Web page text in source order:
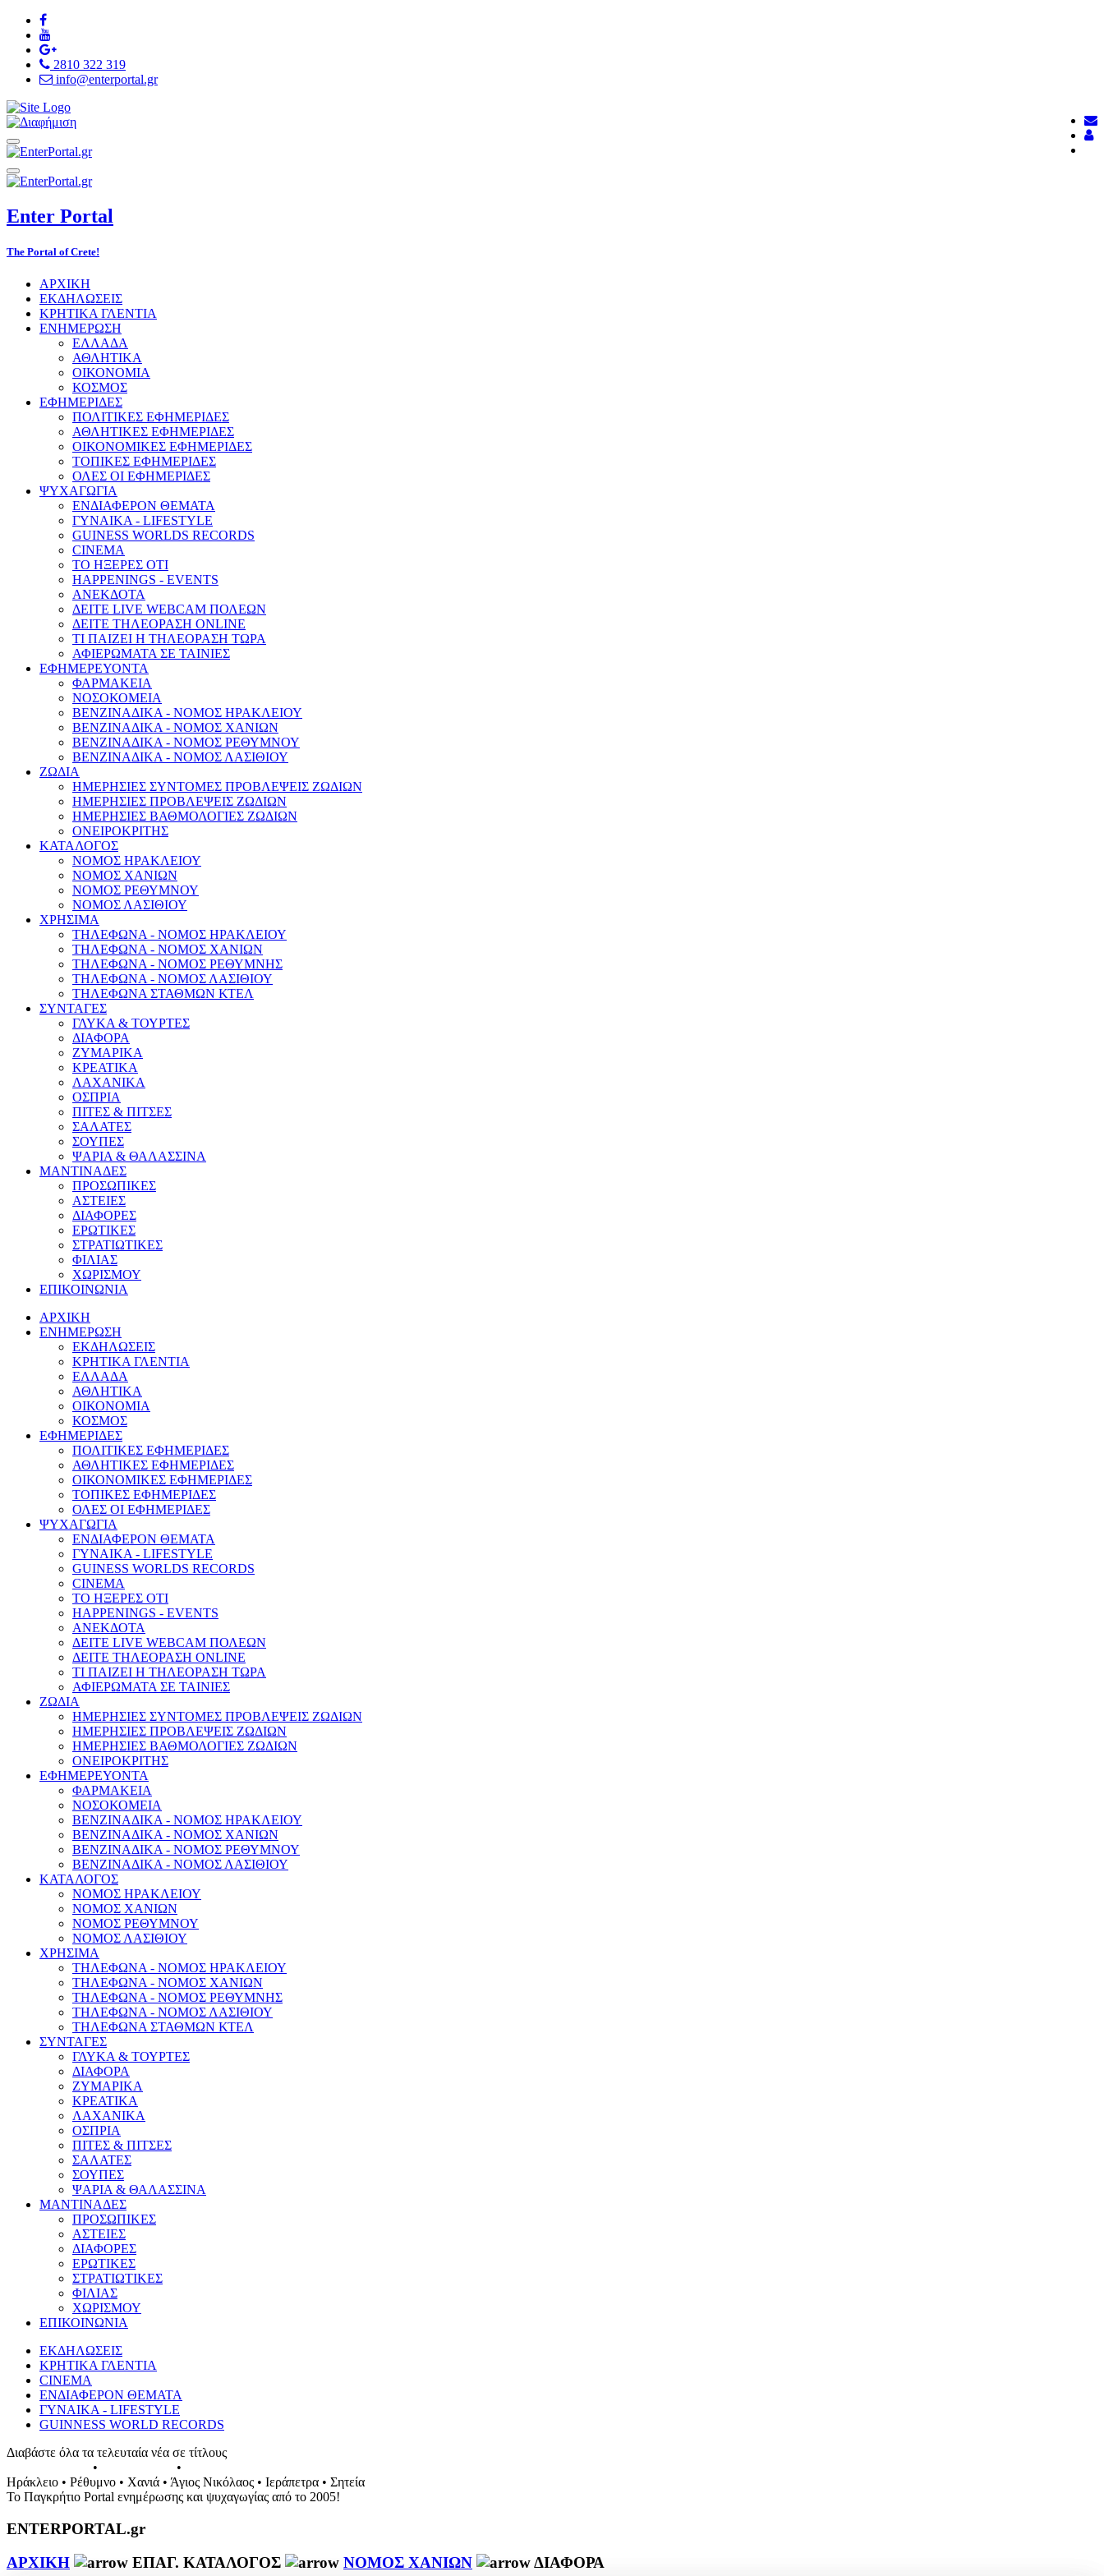
2810 322 319
info@enterportal.gr
Enter Portal
The Portal of Crete!
ΑΡΧΙΚΗ
ΕΚΔΗΛΩΣΕΙΣ
ΚΡΗΤΙΚΑ ΓΛΕΝΤΙΑ
ΕΝΗΜΕΡΩΣΗ
ΕΛΛΑΔΑ
ΑΘΛΗΤΙΚΑ
ΟΙΚΟΝΟΜΙΑ
ΚΟΣΜΟΣ
ΕΦΗΜΕΡΙΔΕΣ
ΠΟΛΙΤΙΚΕΣ ΕΦΗΜΕΡΙΔΕΣ
ΑΘΛΗΤΙΚΕΣ ΕΦΗΜΕΡΙΔΕΣ
ΟΙΚΟΝΟΜΙΚΕΣ ΕΦΗΜΕΡΙΔΕΣ
ΤΟΠΙΚΕΣ ΕΦΗΜΕΡΙΔΕΣ
ΟΛΕΣ ΟΙ ΕΦΗΜΕΡΙΔΕΣ
ΨΥΧΑΓΩΓΙΑ
ΕΝΔΙΑΦΕΡΟΝ ΘΕΜΑΤΑ
ΓΥΝΑΙΚΑ - LIFESTYLE
GUINESS WORLDS RECORDS
CINEMA
ΤΟ ΗΞΕΡΕΣ ΟΤΙ
HAPPENINGS - EVENTS
ΑΝΕΚΔΟΤΑ
ΔΕΙΤΕ LIVE WEBCAM ΠΟΛΕΩΝ
ΔΕΙΤΕ ΤΗΛΕΟΡΑΣΗ ONLINE
ΤΙ ΠΑΙΖΕΙ Η ΤΗΛΕΟΡΑΣΗ ΤΩΡΑ
ΑΦΙΕΡΩΜΑΤΑ ΣΕ ΤΑΙΝΙΕΣ
ΕΦΗΜΕΡΕΥΟΝΤΑ
ΦΑΡΜΑΚΕΙΑ
ΝΟΣΟΚΟΜΕΙΑ
ΒΕΝΖΙΝΑΔΙΚΑ - ΝΟΜΟΣ ΗΡΑΚΛΕΙΟΥ
ΒΕΝΖΙΝΑΔΙΚΑ - ΝΟΜΟΣ ΧΑΝΙΩΝ
ΒΕΝΖΙΝΑΔΙΚΑ - ΝΟΜΟΣ ΡΕΘΥΜΝΟΥ
ΒΕΝΖΙΝΑΔΙΚΑ - ΝΟΜΟΣ ΛΑΣΙΘΙΟΥ
ΖΩΔΙΑ
ΗΜΕΡΗΣΙΕΣ ΣΥΝΤΟΜΕΣ ΠΡΟΒΛΕΨΕΙΣ ΖΩΔΙΩΝ
ΗΜΕΡΗΣΙΕΣ ΠΡΟΒΛΕΨΕΙΣ ΖΩΔΙΩΝ
ΗΜΕΡΗΣΙΕΣ ΒΑΘΜΟΛΟΓΙΕΣ ΖΩΔΙΩΝ
ΟΝΕΙΡΟΚΡΙΤΗΣ
ΚΑΤΑΛΟΓΟΣ
ΝΟΜΟΣ ΗΡΑΚΛΕΙΟΥ
ΝΟΜΟΣ ΧΑΝΙΩΝ
ΝΟΜΟΣ ΡΕΘΥΜΝΟΥ
ΝΟΜΟΣ ΛΑΣΙΘΙΟΥ
ΧΡΗΣΙΜΑ
ΤΗΛΕΦΩΝΑ - ΝΟΜΟΣ ΗΡΑΚΛΕΙΟΥ
ΤΗΛΕΦΩΝΑ - ΝΟΜΟΣ ΧΑΝΙΩΝ
ΤΗΛΕΦΩΝΑ - ΝΟΜΟΣ ΡΕΘΥΜΝΗΣ
ΤΗΛΕΦΩΝΑ - ΝΟΜΟΣ ΛΑΣΙΘΙΟΥ
ΤΗΛΕΦΩΝΑ ΣΤΑΘΜΩΝ ΚΤΕΛ
ΣΥΝΤΑΓΕΣ
ΓΛΥΚΑ & ΤΟΥΡΤΕΣ
ΔΙΑΦΟΡΑ
ΖΥΜΑΡΙΚΑ
ΚΡΕΑΤΙΚΑ
ΛΑΧΑΝΙΚΑ
ΟΣΠΡΙΑ
ΠΙΤΕΣ & ΠΙΤΣΕΣ
ΣΑΛΑΤΕΣ
ΣΟΥΠΕΣ
ΨΑΡΙΑ & ΘΑΛΑΣΣΙΝΑ
ΜΑΝΤΙΝΑΔΕΣ
ΠΡΟΣΩΠΙΚΕΣ
ΑΣΤΕΙΕΣ
ΔΙΑΦΟΡΕΣ
ΕΡΩΤΙΚΕΣ
ΣΤΡΑΤΙΩΤΙΚΕΣ
ΦΙΛΙΑΣ
ΧΩΡΙΣΜΟΥ
ΕΠΙΚΟΙΝΩΝΙΑ
ΑΡΧΙΚΗ
ΕΝΗΜΕΡΩΣΗ
ΕΚΔΗΛΩΣΕΙΣ
ΚΡΗΤΙΚΑ ΓΛΕΝΤΙΑ
ΕΛΛΑΔΑ
ΑΘΛΗΤΙΚΑ
ΟΙΚΟΝΟΜΙΑ
ΚΟΣΜΟΣ
ΕΦΗΜΕΡΙΔΕΣ
ΠΟΛΙΤΙΚΕΣ ΕΦΗΜΕΡΙΔΕΣ
ΑΘΛΗΤΙΚΕΣ ΕΦΗΜΕΡΙΔΕΣ
ΟΙΚΟΝΟΜΙΚΕΣ ΕΦΗΜΕΡΙΔΕΣ
ΤΟΠΙΚΕΣ ΕΦΗΜΕΡΙΔΕΣ
ΟΛΕΣ ΟΙ ΕΦΗΜΕΡΙΔΕΣ
ΨΥΧΑΓΩΓΙΑ
ΕΝΔΙΑΦΕΡΟΝ ΘΕΜΑΤΑ
ΓΥΝΑΙΚΑ - LIFESTYLE
GUINESS WORLDS RECORDS
CINEMA
ΤΟ ΗΞΕΡΕΣ ΟΤΙ
HAPPENINGS - EVENTS
ΑΝΕΚΔΟΤΑ
ΔΕΙΤΕ LIVE WEBCAM ΠΟΛΕΩΝ
ΔΕΙΤΕ ΤΗΛΕΟΡΑΣΗ ONLINE
ΤΙ ΠΑΙΖΕΙ Η ΤΗΛΕΟΡΑΣΗ ΤΩΡΑ
ΑΦΙΕΡΩΜΑΤΑ ΣΕ ΤΑΙΝΙΕΣ
ΖΩΔΙΑ
ΗΜΕΡΗΣΙΕΣ ΣΥΝΤΟΜΕΣ ΠΡΟΒΛΕΨΕΙΣ ΖΩΔΙΩΝ
ΗΜΕΡΗΣΙΕΣ ΠΡΟΒΛΕΨΕΙΣ ΖΩΔΙΩΝ
ΗΜΕΡΗΣΙΕΣ ΒΑΘΜΟΛΟΓΙΕΣ ΖΩΔΙΩΝ
ΟΝΕΙΡΟΚΡΙΤΗΣ
ΕΦΗΜΕΡΕΥΟΝΤΑ
ΦΑΡΜΑΚΕΙΑ
ΝΟΣΟΚΟΜΕΙΑ
ΒΕΝΖΙΝΑΔΙΚΑ - ΝΟΜΟΣ ΗΡΑΚΛΕΙΟΥ
ΒΕΝΖΙΝΑΔΙΚΑ - ΝΟΜΟΣ ΧΑΝΙΩΝ
ΒΕΝΖΙΝΑΔΙΚΑ - ΝΟΜΟΣ ΡΕΘΥΜΝΟΥ
ΒΕΝΖΙΝΑΔΙΚΑ - ΝΟΜΟΣ ΛΑΣΙΘΙΟΥ
ΚΑΤΑΛΟΓΟΣ
ΝΟΜΟΣ ΗΡΑΚΛΕΙΟΥ
ΝΟΜΟΣ ΧΑΝΙΩΝ
ΝΟΜΟΣ ΡΕΘΥΜΝΟΥ
ΝΟΜΟΣ ΛΑΣΙΘΙΟΥ
ΧΡΗΣΙΜΑ
ΤΗΛΕΦΩΝΑ - ΝΟΜΟΣ ΗΡΑΚΛΕΙΟΥ
ΤΗΛΕΦΩΝΑ - ΝΟΜΟΣ ΧΑΝΙΩΝ
ΤΗΛΕΦΩΝΑ - ΝΟΜΟΣ ΡΕΘΥΜΝΗΣ
ΤΗΛΕΦΩΝΑ - ΝΟΜΟΣ ΛΑΣΙΘΙΟΥ
ΤΗΛΕΦΩΝΑ ΣΤΑΘΜΩΝ ΚΤΕΛ
ΣΥΝΤΑΓΕΣ
ΓΛΥΚΑ & ΤΟΥΡΤΕΣ
ΔΙΑΦΟΡΑ
ΖΥΜΑΡΙΚΑ
ΚΡΕΑΤΙΚΑ
ΛΑΧΑΝΙΚΑ
ΟΣΠΡΙΑ
ΠΙΤΕΣ & ΠΙΤΣΕΣ
ΣΑΛΑΤΕΣ
ΣΟΥΠΕΣ
ΨΑΡΙΑ & ΘΑΛΑΣΣΙΝΑ
ΜΑΝΤΙΝΑΔΕΣ
ΠΡΟΣΩΠΙΚΕΣ
ΑΣΤΕΙΕΣ
ΔΙΑΦΟΡΕΣ
ΕΡΩΤΙΚΕΣ
ΣΤΡΑΤΙΩΤΙΚΕΣ
ΦΙΛΙΑΣ
ΧΩΡΙΣΜΟΥ
ΕΠΙΚΟΙΝΩΝΙΑ
ΕΚΔΗΛΩΣΕΙΣ
ΚΡΗΤΙΚΑ ΓΛΕΝΤΙΑ
CINEMA
ΕΝΔΙΑΦΕΡΟΝ ΘΕΜΑΤΑ
ΓΥΝΑΙΚΑ - LIFESTYLE
GUINNESS WORLD RECORDS
Διαβάστε όλα τα τελευταία νέα σε τίτλους
• •
Ηράκλειο • Ρέθυμνο • Χανιά • Άγιος Νικόλαος • Ιεράπετρα • Σητεία
Το Παγκρήτιο Portal ενημέρωσης και ψυχαγωγίας από το 2005!
ENTERPORTAL.gr
ΑΡΧΙΚΗ
ΕΠΑΓ. ΚΑΤΑΛΟΓΟΣ ΝΟΜΟΣ ΧΑΝΙΩΝ ΔΙΑΦΟΡΑ